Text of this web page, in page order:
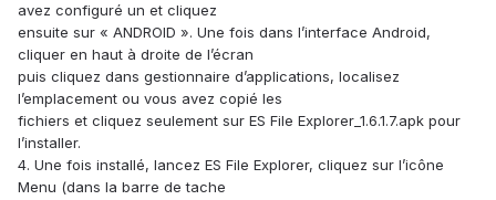
avez configuré un et cliquez
ensuite sur « ANDROID ». Une fois dans l’interface Android,
cliquer en haut à droite de l’écran
puis cliquez dans gestionnaire d’applications, localisez
l’emplacement ou vous avez copié les
fichiers et cliquez seulement sur ES File Explorer_1.6.1.7.apk pour
l’installer.
4. Une fois installé, lancez ES File Explorer, cliquez sur l’icône
Menu (dans la barre de tache